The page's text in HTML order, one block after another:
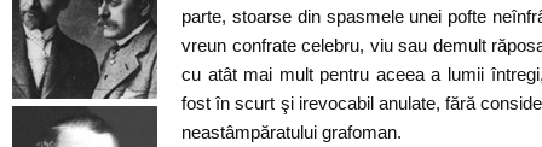
parte, stoarse din spasmele unei pofte
vreun confrate celebru, viu sau demult
cu atât mai mult pentru aceea a lumii
fost în scurt şi irevocabil anulate, fără
neastâmpăratului grafoman.